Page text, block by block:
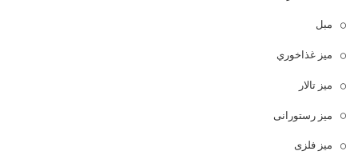
مبل
ميز غذاخوري
میز تالار
میز رستورانی
میز فلزی